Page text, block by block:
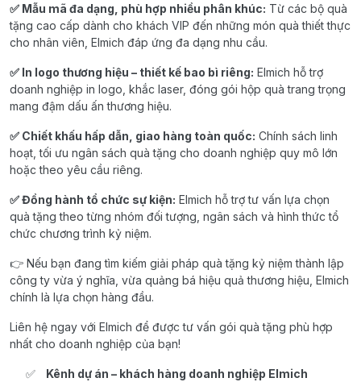
✅ Mẫu mã đa dạng, phù hợp nhiều phân khúc: Từ các bộ quà
tặng cao cấp dành cho khách VIP đến những món quà thiết thực
cho nhân viên, Elmich đáp ứng đa dạng nhu cầu.
✅ In logo thương hiệu – thiết kế bao bì riêng: Elmich hỗ trợ
doanh nghiệp in logo, khắc laser, đóng gói hộp quà trang trọng
mang đậm dấu ấn thương hiệu.
✅ Chiết khấu hấp dẫn, giao hàng toàn quốc: Chính sách linh
hoạt, tối ưu ngân sách quà tặng cho doanh nghiệp quy mô lớn
hoặc theo yêu cầu riêng.
✅ Đồng hành tổ chức sự kiện: Elmich hỗ trợ tư vấn lựa chọn
quà tặng theo từng nhóm đối tượng, ngân sách và hình thức tổ
chức chương trình kỷ niệm.
👉 Nếu bạn đang tìm kiếm giải pháp quà tặng kỷ niệm thành lập
công ty vừa ý nghĩa, vừa quảng bá hiệu quả thương hiệu, Elmich
chính là lựa chọn hàng đầu.
Liên hệ ngay với Elmich để được tư vấn gói quà tặng phù hợp
nhất cho doanh nghiệp của bạn!
Kênh dự án – khách hàng doanh nghiệp Elmich